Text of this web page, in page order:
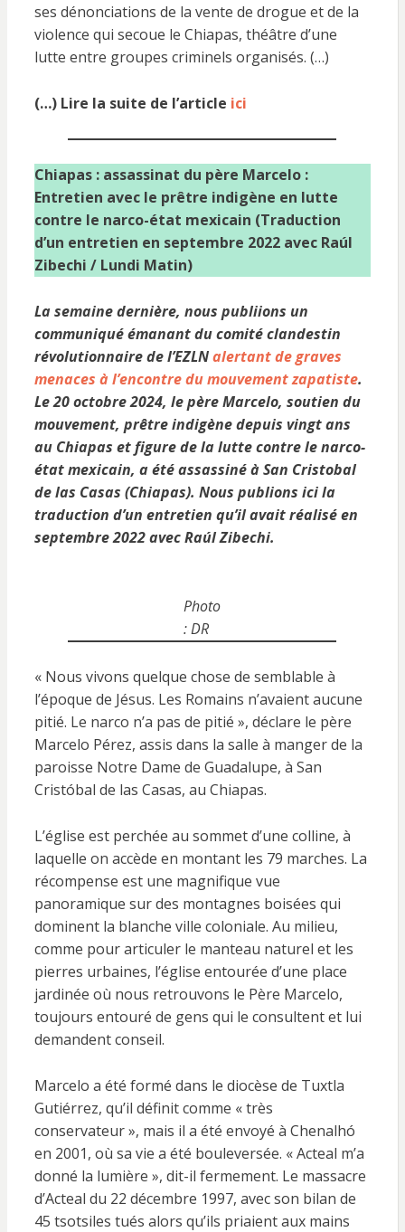
ses dénonciations de la vente de drogue et de la
violence qui secoue le Chiapas, théâtre d’une
lutte entre groupes criminels organisés. (…)
(…) Lire la suite de l’article ici
Chiapas : assassinat du père Marcelo :
Entretien avec le prêtre indigène en lutte
contre le narco-état mexicain (Traduction
d’un entretien en septembre 2022 avec Raúl
Zibechi / Lundi Matin)
La semaine dernière, nous publiions un
communiqué émanant du comité clandestin
révolutionnaire de l’EZLNalertant de graves
menaces à l’encontre du mouvement zapatiste.
Le 20 octobre 2024, le père Marcelo, soutien du
mouvement, prêtre indigène depuis vingt ans
au Chiapas et figure de la lutte contre le narco-
état mexicain, a été assassiné à San Cristobal
de las Casas (Chiapas). Nous publions ici la
traduction d’un entretien qu’il avait réalisé en
septembre 2022 avec Raúl Zibechi.
Photo
: DR
« Nous vivons quelque chose de semblable à
l’époque de Jésus. Les Romains n’avaient aucune
pitié. Le narco n’a pas de pitié », déclare le père
Marcelo Pérez, assis dans la salle à manger de la
paroisse Notre Dame de Guadalupe, à San
Cristóbal de las Casas, au Chiapas.
L’église est perchée au sommet d’une colline, à
laquelle on accède en montant les 79 marches. La
récompense est une magnifique vue
panoramique sur des montagnes boisées qui
dominent la blanche ville coloniale. Au milieu,
comme pour articuler le manteau naturel et les
pierres urbaines, l’église entourée d’une place
jardinée où nous retrouvons le Père Marcelo,
toujours entouré de gens qui le consultent et lui
demandent conseil.
Marcelo a été formé dans le diocèse de Tuxtla
Gutiérrez, qu’il définit comme « très
conservateur », mais il a été envoyé à Chenalhó
en 2001, où sa vie a été bouleversée. « Acteal m’a
donné la lumière », dit-il fermement. Le massacre
d’Acteal du 22 décembre 1997, avec son bilan de
45 tsotsiles tués alors qu’ils priaient aux mains